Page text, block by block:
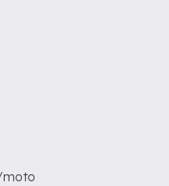
moto